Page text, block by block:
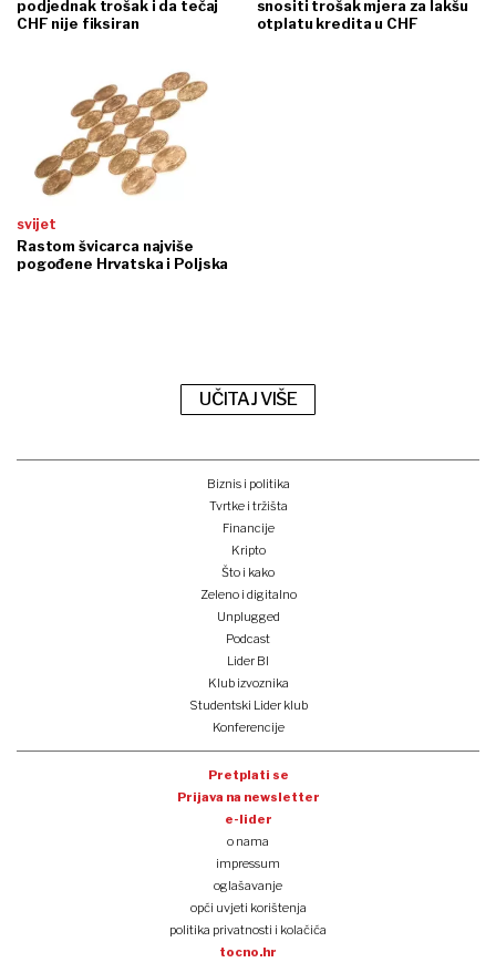
podjednak trošak i da tečaj
CHF nije fiksiran
snositi trošak mjera za lakšu
otplatu kredita u CHF
svijet
Rastom švicarca najviše
pogođene Hrvatska i Poljska
UČITAJ VIŠE
Biznis i politika
Tvrtke i tržišta
Financije
Kripto
Što i kako
Zeleno i digitalno
Unplugged
Podcast
Lider BI
Klub izvoznika
Studentski Lider klub
Konferencije
Pretplati se
Prijava na newsletter
e-lider
o nama
impressum
oglašavanje
opći uvjeti korištenja
politika privatnosti i kolačića
tocno.hr